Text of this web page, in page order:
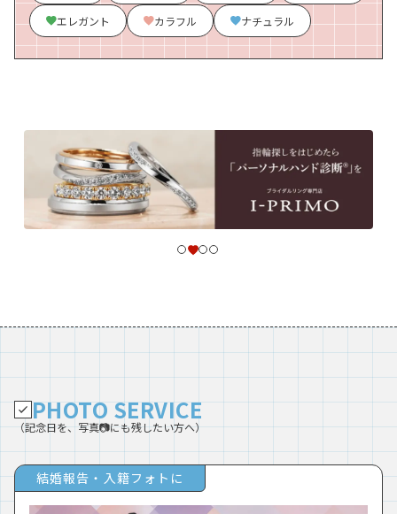
エレガント カラフル ナチュラル
PHOTO SERVICE
（記念日を、写真📷にも残したい方へ）
結婚報告・入籍フォトに